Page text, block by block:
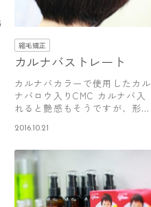
縮毛矯正
カルナバストレート
カルナバカラーで使用したカル
ナバロウ入りCMC カルナバ入
れると艶感もそうですが、形状
2016.10.21